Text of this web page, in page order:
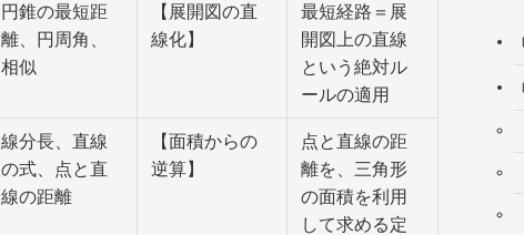
円錐の最短距
離、円周角、
相似
【展開図の直
線化】
最短経路＝展
開図上の直線
という絶対ル
ールの適用
線分長、直線
の式、点と直
線の距離
【面積からの
逆算】
点と直線の距
離を、三角形
の面積を利用
して求める定